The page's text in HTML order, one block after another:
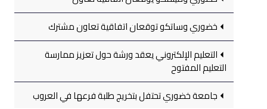
خضوري وساتكو توقعان اتفاقية تعاون مشترك
التعليم الإلكتروني يعقد ورشة حول تعزيز ممارسة
التعليم المفتوح
جامعة خضوري تحتفل بتخريج طلبة فرعها في العروب